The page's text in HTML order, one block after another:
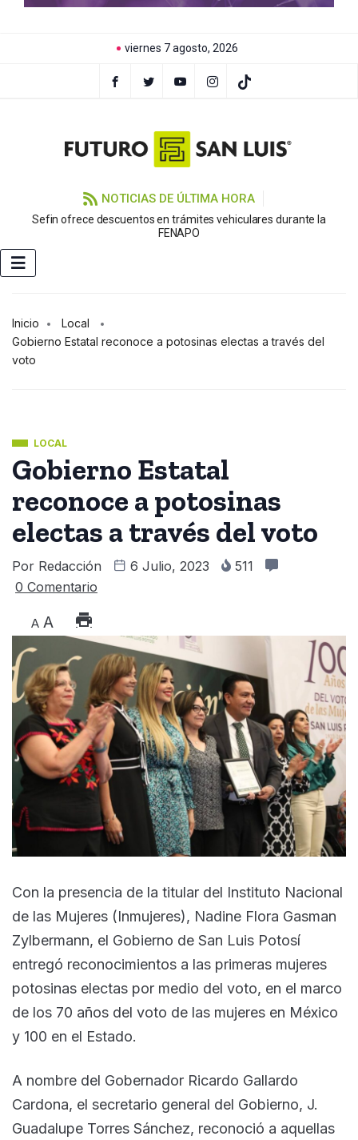
viernes 7 agosto, 2026
NOTICIAS DE ÚLTIMA HORA
Sefin ofrece descuentos en trámites vehiculares durante la
FENAPO
Inicio
Local
Gobierno Estatal reconoce a potosinas electas a través del
voto
LOCAL
Gobierno Estatal
reconoce a potosinas
electas a través del voto
Por Redacción 6 Julio, 2023
511
0 Comentario
A A
Con la presencia de la titular del Instituto Nacional
de las Mujeres (Inmujeres), Nadine Flora Gasman
Zylbermann, el Gobierno de San Luis Potosí
entregó reconocimientos a las primeras mujeres
potosinas electas por medio del voto, en el marco
de los 70 años del voto de las mujeres en México
y 100 en el Estado.
A nombre del Gobernador Ricardo Gallardo
Cardona, el secretario general del Gobierno, J.
Guadalupe Torres Sánchez, reconoció a aquellas